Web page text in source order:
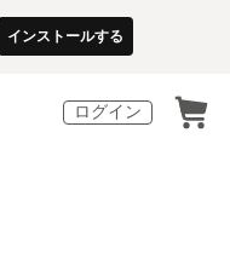
インストールする
ログイン